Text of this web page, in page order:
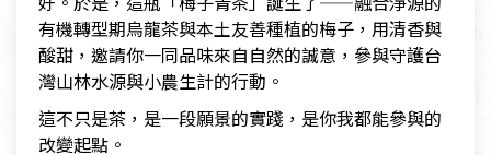
有機轉型期烏龍茶與本土友善種植的梅子，用清香與
酸甜，邀請你一同品味來自自然的誠意，參與守護台
灣山林水源與小農生計的行動。
這不只是茶，是一段願景的實踐，是你我都能參與的
改變起點。